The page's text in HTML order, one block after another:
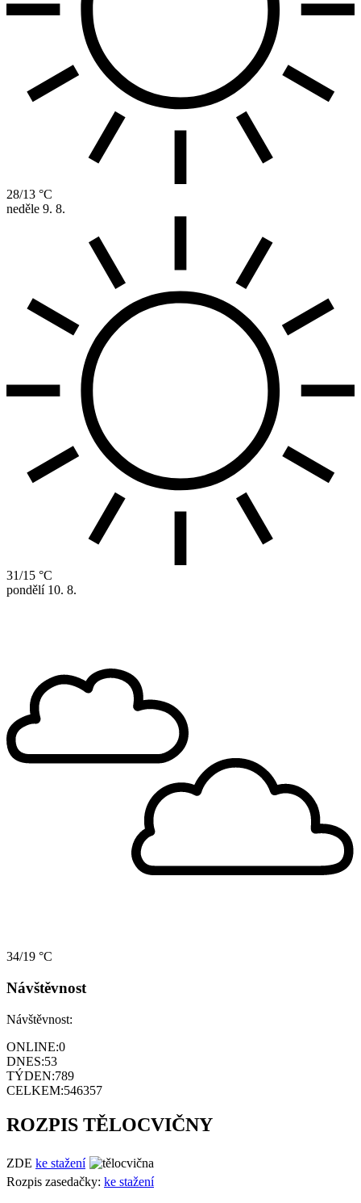
28/13 °C
neděle 9. 8.
31/15 °C
pondělí 10. 8.
34/19 °C
Návštěvnost
Návštěvnost:
ONLINE:0
DNES:53
TÝDEN:789
CELKEM:546357
ROZPIS TĚLOCVIČNY
ZDE ke stažení
Rozpis zasedačky: ke stažení